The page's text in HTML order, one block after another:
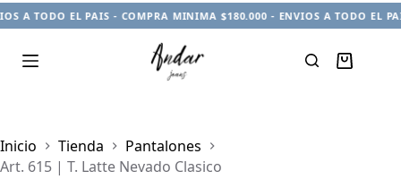
EL PAIS - COMPRA MINIMA $180.000 - ENVIOS A TODO EL PAIS -
Carro
Inicio
Tienda
Pantalones
Art. 615 | T. Latte Nevado Clasico